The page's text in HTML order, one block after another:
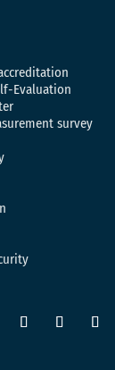
Evaluation
survey